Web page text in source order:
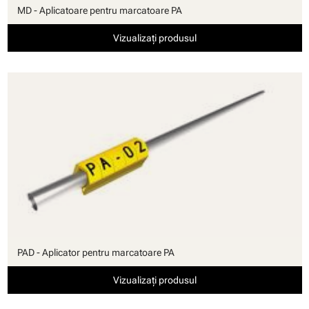
MD - Aplicatoare pentru marcatoare PA
Vizualizați produsul
PAD - Aplicator pentru marcatoare PA
Vizualizați produsul